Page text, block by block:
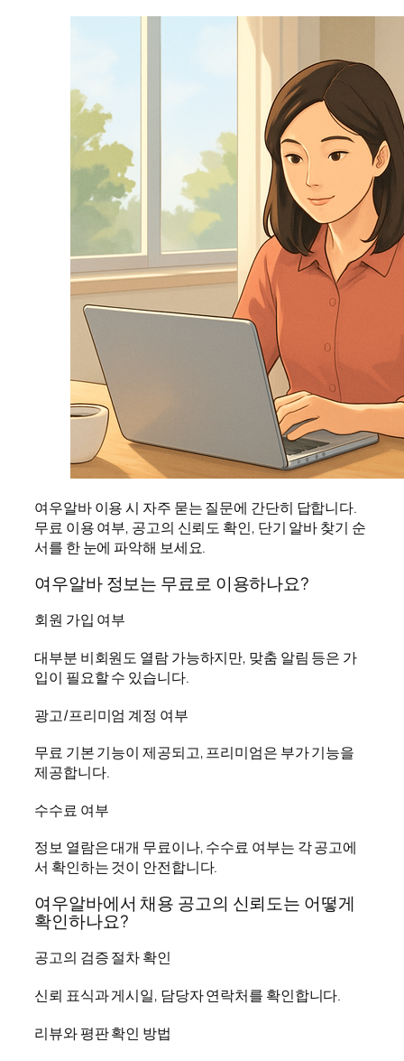
여우알바 이용 시 자주 묻는 질문에 간단히 답합니다.
무료 이용 여부, 공고의 신뢰도 확인, 단기 알바 찾기 순
서를 한 눈에 파악해 보세요.
여우알바 정보는 무료로 이용하나요?
회원 가입 여부
대부분 비회원도 열람 가능하지만, 맞춤 알림 등은 가
입이 필요할 수 있습니다.
광고/프리미엄 계정 여부
무료 기본 기능이 제공되고, 프리미엄은 부가 기능을
제공합니다.
수수료 여부
정보 열람은 대개 무료이나, 수수료 여부는 각 공고에
서 확인하는 것이 안전합니다.
여우알바에서 채용 공고의 신뢰도는 어떻게
확인하나요?
공고의 검증 절차 확인
신뢰 표식과 게시일, 담당자 연락처를 확인합니다.
리뷰와 평판 확인 방법